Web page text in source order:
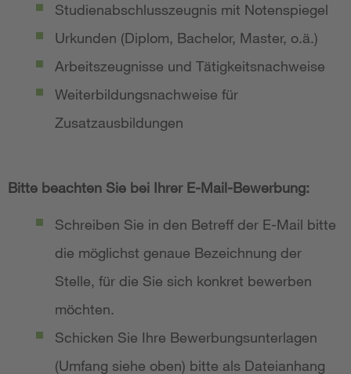
Studienabschlusszeugnis mit Notenspiegel
Urkunden (Diplom, Bachelor, Master, o.ä.)
Arbeitszeugnisse und Tätigkeitsnachweise
Weiterbildungsnachweise für
Zusatzausbildungen
Bitte beachten Sie bei Ihrer E-Mail-Bewerbung:
Schreiben Sie in den Betreff der E-Mail bitte
die möglichst genaue Bezeichnung der
Stelle, für die Sie sich konkret bewerben
möchten.
Schicken Sie Ihre Bewerbungsunterlagen
(Umfang siehe oben) bitte als Dateianhang